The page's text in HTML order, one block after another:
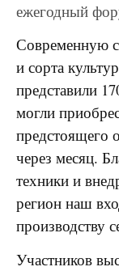
ежегодный
Современную
и сорта
представили
могли
предстоящего
через месяц.
техники и
регион наш
производству
Участников